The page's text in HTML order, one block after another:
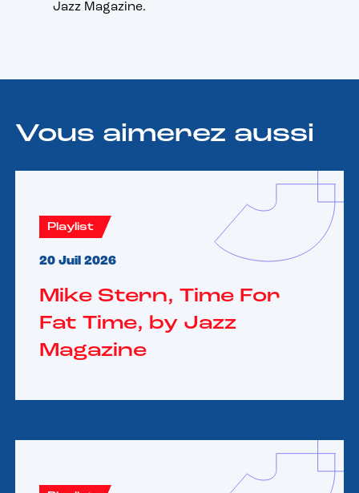
Jazz Magazine.
Vous aimerez aussi
Playlist
20 Juil 2026
Mike Stern, Time For
Fat Time, by Jazz
Magazine